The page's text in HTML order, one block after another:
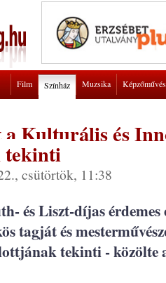
Film Színház Muzsika
Kulturális és
tekinti
csütörtök, 11:38
és Liszt-díjas
tagját és
tekinti - közölte